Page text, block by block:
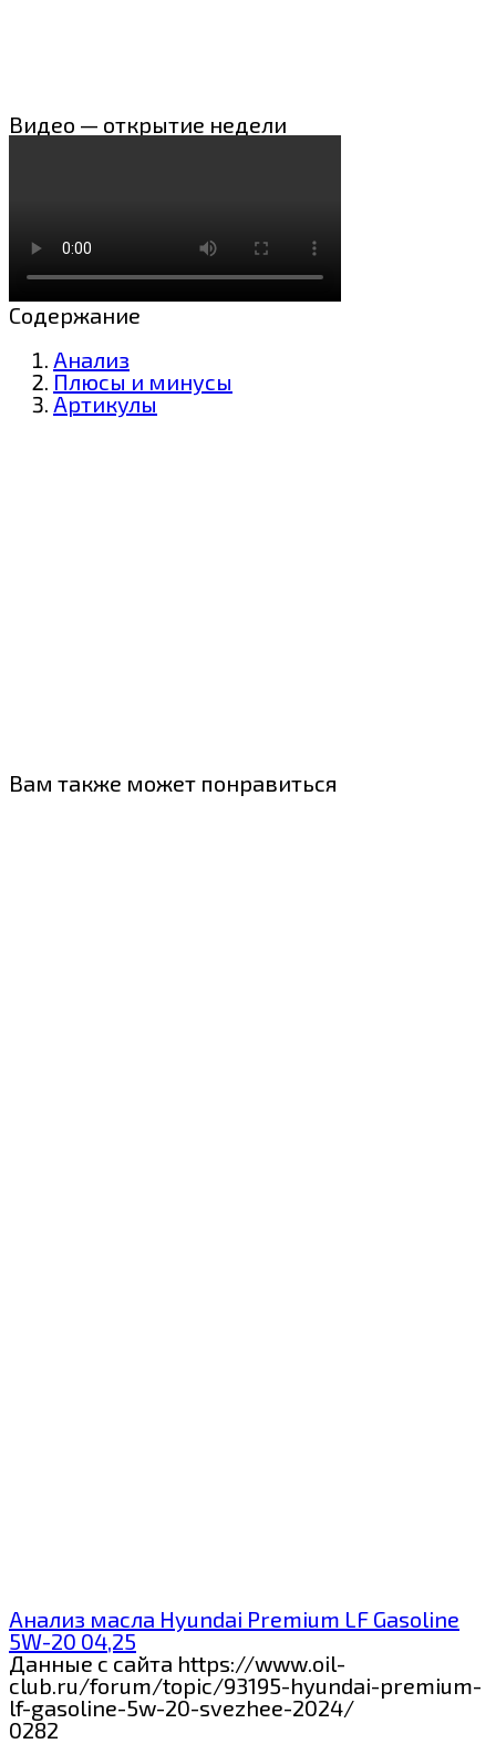
Видео — открытие недели
Содержание
Анализ
Плюсы и минусы
Артикулы
Вам также может понравиться
Анализ масла Hyundai Premium LF Gasoline
5W-20 04,25
Данные с сайта https://www.oil-
club.ru/forum/topic/93195-hyundai-premium-
lf-gasoline-5w-20-svezhee-2024/
0282